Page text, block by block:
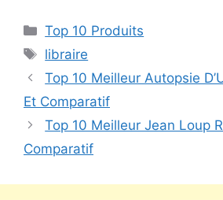
Top 10 Produits
libraire
Top 10 Meilleur Autopsie
Et Comparatif
Top 10 Meilleur Jean Loup
Comparatif